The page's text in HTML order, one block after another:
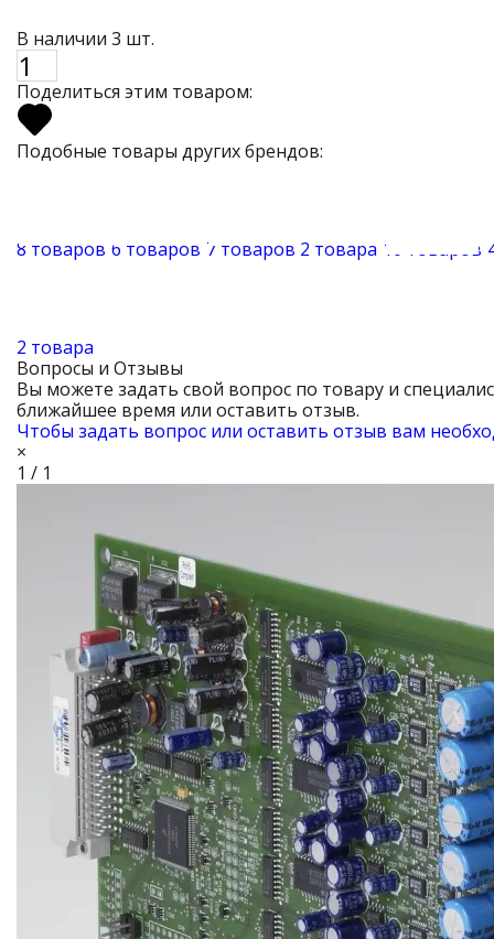
В наличии 3 шт.
Поделиться этим товаром:
Подобные товары других брендов:
8 товаров 6 товаров 7 товаров 2 товара 10 товаров
2 товара
Вопросы и Отзывы
Вы можете задать свой вопрос по товару и
ближайшее время или оставить отзыв.
Чтобы задать вопрос или оставить отзыв вам
×
1 / 1